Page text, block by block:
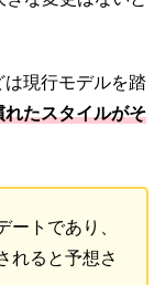
現行モデルを踏
たスタイルがそ
トであり、
れると予想さ